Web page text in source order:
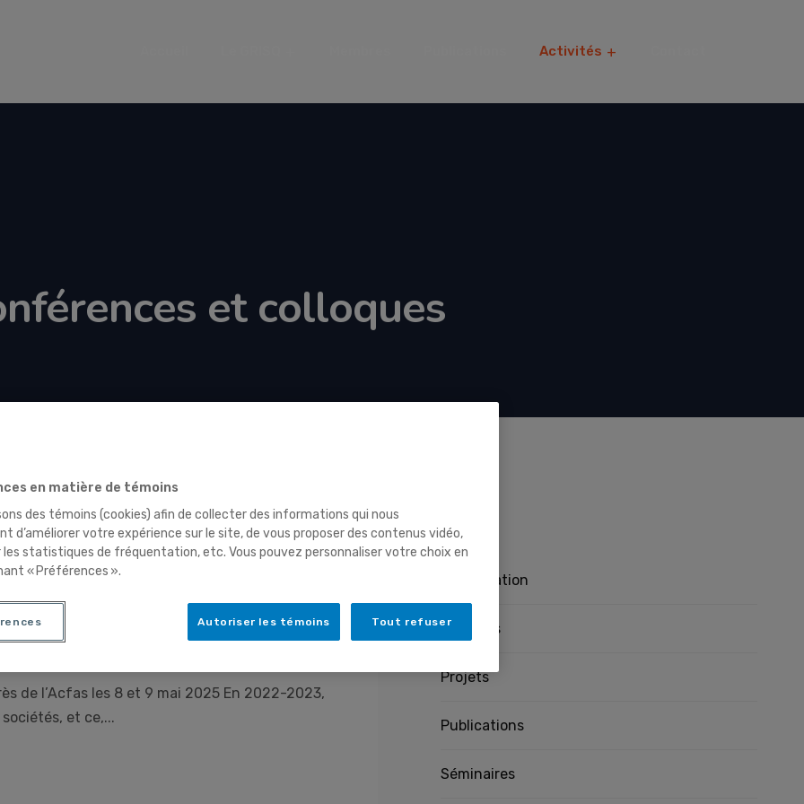
Activités
et colloques
algorithmique :
de l’Acfas les 8 et 9 mai 2025 En 2022-2023,
et ce,...
Présentation
Membres
Projets
Publications
Séminaires
en matière de témoins
des témoins (cookies) afin de collecter des informations qui nous
d’améliorer votre expérience sur le site, de vous proposer des contenus vidéo,
les statistiques de fréquentation, etc. Vous pouvez personnaliser votre choix en
« Préférences ».
Tout refuser
Autoriser les témoins